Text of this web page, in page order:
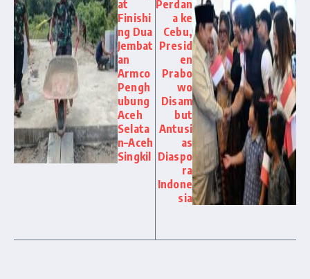
at
Finishi
ng Dua
Jembat
an
Armco
Pengh
ubung
Aceh
Selata
n–Aceh
Singkil
Perdan
a ke
Cebu,
Presid
en
Prabo
wo
Disam
but
Antusi
as
Diaspo
ra
Indone
sia